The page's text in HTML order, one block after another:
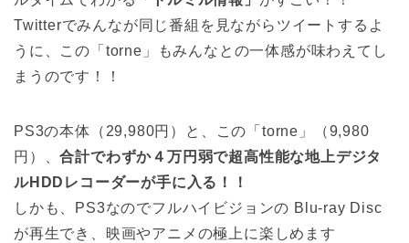
Twitterでみんなが同じ番組を見ながらツイートするよ
うに、この「torne」もみんなとの一体感が味わえてし
まうのです！！
PS3の本体（29,980円）と、この「torne」（9,980
円）、合計でわずか４万円弱で超高性能な地上デジタ
ルHDDレコーダーが手に入る！！
しかも、PS3なのでフルハイビジョンの Blu-ray Disc
が再生でき、映画やアニメの極上に楽しめます